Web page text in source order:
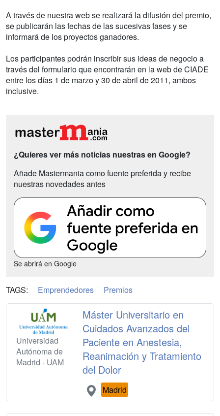
A través de nuestra web se realizará la difusión del premio,
se publicarán las fechas de las sucesivas fases y se
informará de los proyectos ganadores.
Los participantes podrán inscribir sus ideas de negocio a
través del formulario que encontrarán en la web de CIADE
entre los días 1 de marzo y 30 de abril de 2011, ambos
inclusive.
¿Quieres ver más noticias nuestras en Google?
Añade Mastermania como fuente preferida y recibe
nuestras novedades antes
Se abrirá en Google
TAGS: Emprendedores Premios
Universidad
Autónoma de
Madrid - UAM
Máster Universitario en
Cuidados Avanzados del
Paciente en Anestesia,
Reanimación y Tratamiento
del Dolor
Madrid